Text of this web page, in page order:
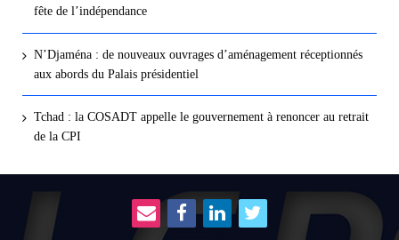
fête de l’indépendance
N’Djaména : de nouveaux ouvrages d’aménagement réceptionnés
aux abords du Palais présidentiel
Tchad : la COSADT appelle le gouvernement à renoncer au retrait
de la CPI